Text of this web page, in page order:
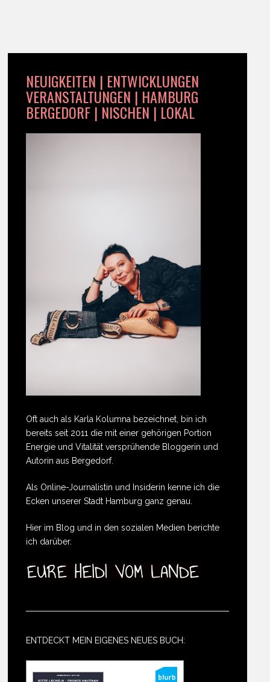
NEUIGKEITEN | ENTWICKLUNGEN
VERANSTALTUNGEN | HAMBURG
BERGEDORF | NISCHEN | LOKAL
Oft auch als Karla Kolumna bezeichnet, bin ich
bereits seit 2011 die mit einer gehörigen Portion
Energie und Vitalität versprühende Bloggerin und
Autorin aus Bergedorf.
Als Online-Journalistin und Insiderin kenne ich die
Ecken unserer Stadt Hamburg ganz genau.
Hier im Blog und in den sozialen Medien berichte
ich darüber.
ENTDECKT MEIN EIGENES NEUES BUCH: